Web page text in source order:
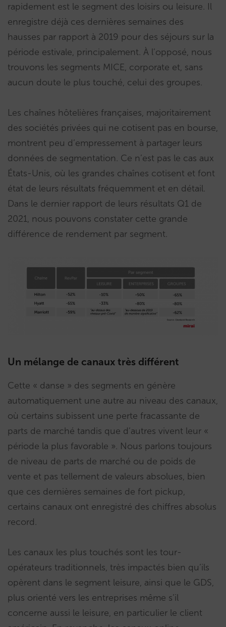
rapidement est le segment des loisirs ou leisure. Il
enregistre déjà ces dernières semaines des
hausses par rapport à 2019 pour des séjours sur la
période estivale, principalement. À l’opposé, nous
trouvons les segments MICE, corporate et, sans
aucun doute le plus touché, celui des groupes.
Les chaînes hôtelières françaises, majoritairement
des sociétés privées qui ne cotisent pas en bourse,
montrent peu d’empressement à partager leurs
données de segmentation. Ce n’est pas le cas aux
États-Unis, où les grandes chaînes cotisent et font
état de leurs résultats fréquemment et en détail.
Dans le dernier rapport de leurs résultats Q1 de
2021, nous pouvons constater cette grande
différence de rendement par segment.
Un mélange de canaux très différent
Cette « danse » des segments en génère
automatiquement une autre au niveau des canaux,
où certains subissent une perte fracassante de
parts de marché tandis que d’autres vivent leur «
période la plus favorable ». Nous parlons toujours
de niveau de parts de marché ou de poids de
vente et pas tellement de valeurs absolues, bien
que ces dernières semaines de fort pickup,
certains canaux ont enregistré des chiffres absolus
record.
Les canaux les plus touchés sont les tour-
opérateurs traditionnels, très impactés bien qu’ils
opèrent dans le segment leisure, ainsi que le GDS,
plus orienté vers les entreprises même s’il
concerne aussi le leisure, en particulier le client